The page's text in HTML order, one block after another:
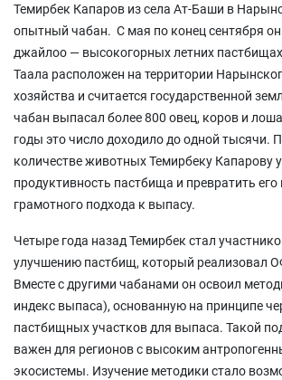
Темирбек Капаров из села Ат-Баши в
опытный чабан. С мая по конец сентября
джайлоо — высокогорных летних
Таала расположен на территории
хозяйства и считается государственной
чабан выпасал более 800 овец, коров и
годы это число доходило до одной тысячи.
количестве животных Темирбеку Капарову
продуктивность пастбища и превратить его
грамотного подхода к выпасу.
Четыре года назад Темирбек стал
улучшению пастбищ, который реализовал
Вместе с другими чабанами он освоил
индекс выпаса), основанную на принципе
пастбищных участков для выпаса. Такой
важен для регионов с высоким
экосистемы. Изучение методики стало